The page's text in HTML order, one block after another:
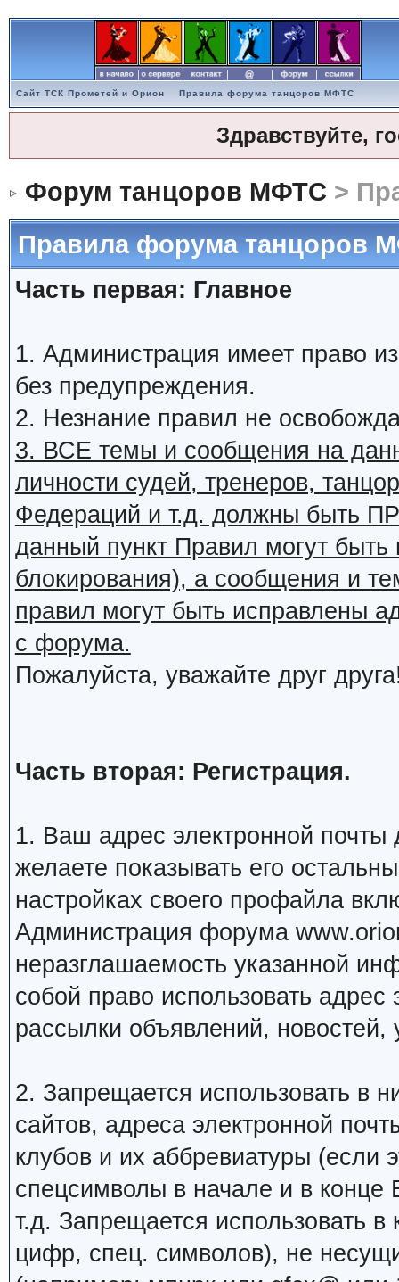
Сайт ТСК Прометей и Орион Правила форума танцоров МФТС
Здравствуйте,
Форум танцоров МФТС >
Правила форума танцоров
Часть первая: Главное
1. Администрация имеет право
без предупреждения.
2. Незнание правил не
3. ВСЕ темы и сообщения на
личности судей, тренеров,
Федераций и т.д. должны
данный пункт Правил могут
блокирования), а сообщения и
правил могут быть исправлены
с форума.
Пожалуйста, уважайте друг
Часть вторая: Регистрация.
1. Ваш адрес электронной
желаете показывать его
настройках своего профайла
Администрация форума
неразглашаемость указанной
собой право использовать
рассылки объявлений, новостей,
2. Запрещается использовать в
сайтов, адреса электронной
клубов и их аббревиатуры (если
спецсимволы в начале и в
т.д. Запрещается использовать
цифр, спец. символов), не